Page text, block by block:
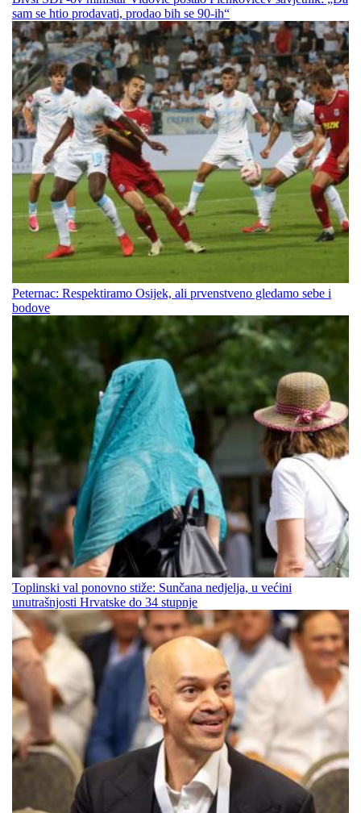
sam se htio prodavati, prodao bih se 90-ih“
Peternac: Respektiramo Osijek, ali prvenstveno gledamo sebe i
bodove
Toplinski val ponovno stiže: Sunčana nedjelja, u većini
unutrašnjosti Hrvatske do 34 stupnje